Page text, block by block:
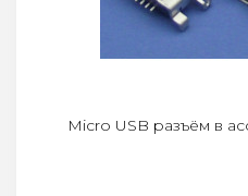
Micro USB разъём в